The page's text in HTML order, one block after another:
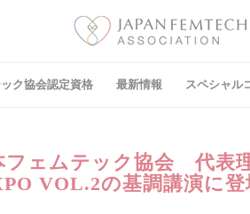
ク協会認定資格 最新情報 スペシャル
フェムテック協会 代表
VOL.2の基調講演に登